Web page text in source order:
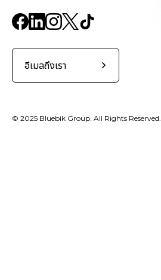
อีเมลถึงเรา
© 2025 Bluebik Group. All Rights Reserved.